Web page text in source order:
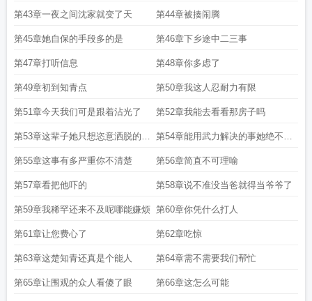
第43章一夜之间沈家就变了天 第44章被揍闹腾
第45章她自保的手段多的是 第46章下乡途中二三事
第47章打听信息 第48章你多虑了
第49章初到知青点 第50章我这人忍耐力有限
第51章今天我们可是跟着沾光了 第52章我能去看看那房子吗
第53章这辈子她只想恣意洒脱的享
受生活
第54章能用武力解决的事她绝不想
多费口舌
第55章这事有多严重你不清楚 第56章简直不可理喻
第57章看把他吓的 第58章说不准没当爸就得当爷爷了
第59章我稀罕还来不及呢哪能嫌烦 第60章你凭什么打人
第61章让您费心了 第62章吃惊
第63章这楚知青还真是个能人 第64章需不需要我们帮忙
第65章让围观的众人看傻了眼 第66章这怎么可能